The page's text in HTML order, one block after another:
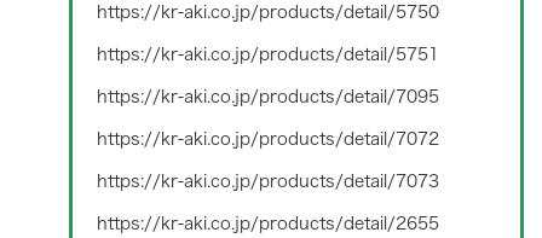
https://kr-aki.co.jp/products/detail/5750
https://kr-aki.co.jp/products/detail/5751
https://kr-aki.co.jp/products/detail/7095
https://kr-aki.co.jp/products/detail/7072
https://kr-aki.co.jp/products/detail/7073
https://kr-aki.co.jp/products/detail/2655